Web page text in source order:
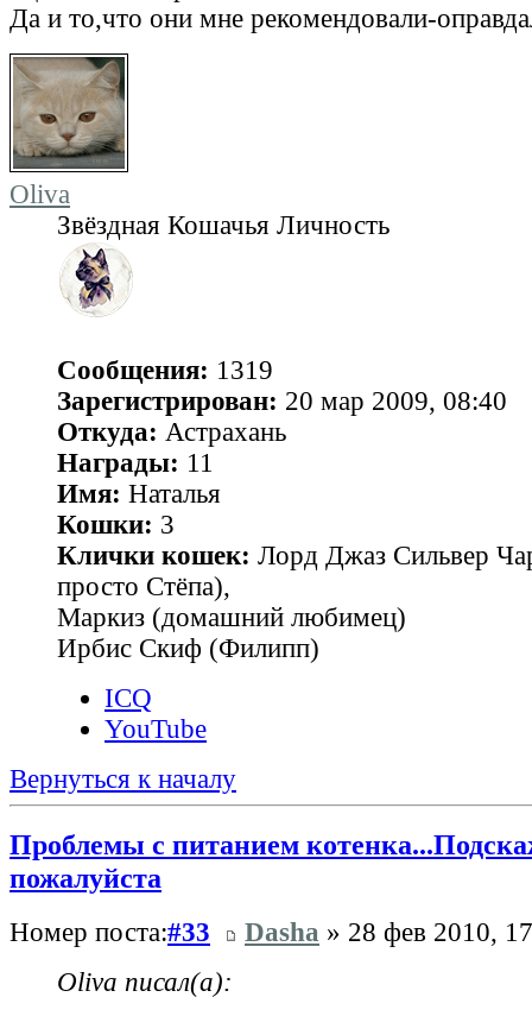
Да и то,что они мне рекомендовали-
Oliva
Звёздная Кошачья Личность
Сообщения: 1319
Зарегистрирован: 20 мар 2009, 08:40
Откуда: Астрахань
Награды: 11
Имя: Наталья
Кошки: 3
Клички кошек: Лорд Джаз Сильвер
просто Стёпа),
Маркиз (домашний любимец)
Ирбис Скиф (Филипп)
ICQ
YouTube
Вернуться к началу
Проблемы с питанием
пожалуйста
Номер поста:#33 Dasha » 28 фев 2010,
Oliva писал(а):